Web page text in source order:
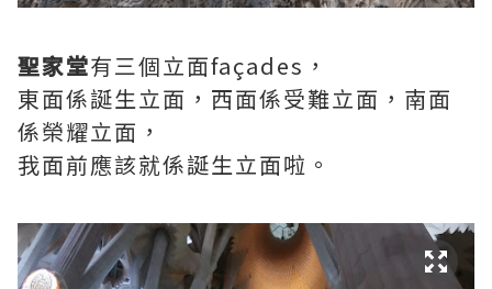
聖家堂有三個立面façades，
東面係誕生立面，西面係受難立面，南面
係榮耀立面，
我面前應該就係誕生立面啦。